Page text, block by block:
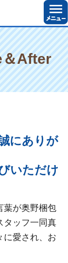
After
にありが
いただけ
葉が奥野梱包
タッフ一同真
に愛され、お